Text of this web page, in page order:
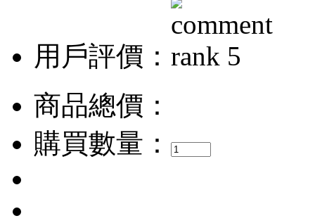
用戶評價：
商品總價：
購買數量：